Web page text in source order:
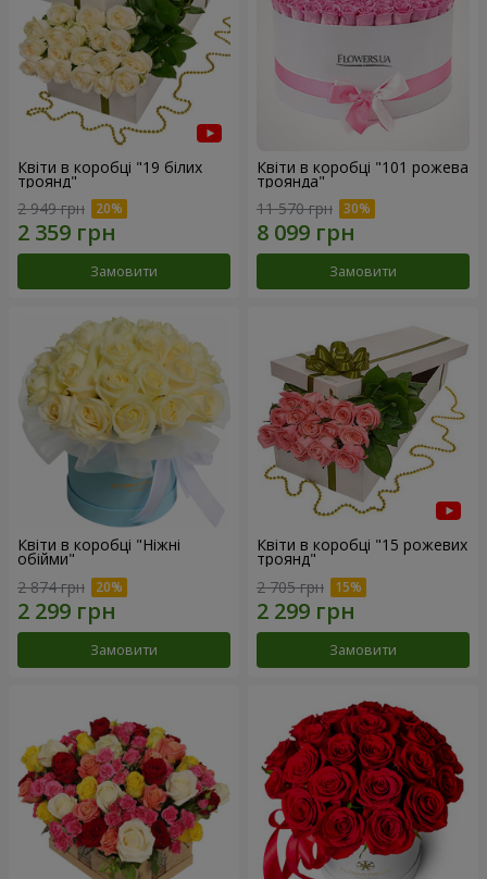
Квіти в коробці "19 білих
троянд"
2 949 грн
Замовити
Квіти в коробці "101 рожева
троянда"
11 570 грн
Замовити
Квіти в коробці "Ніжні
обійми"
2 874 грн
Замовити
Квіти в коробці "15 рожевих
троянд"
2 705 грн
Замовити